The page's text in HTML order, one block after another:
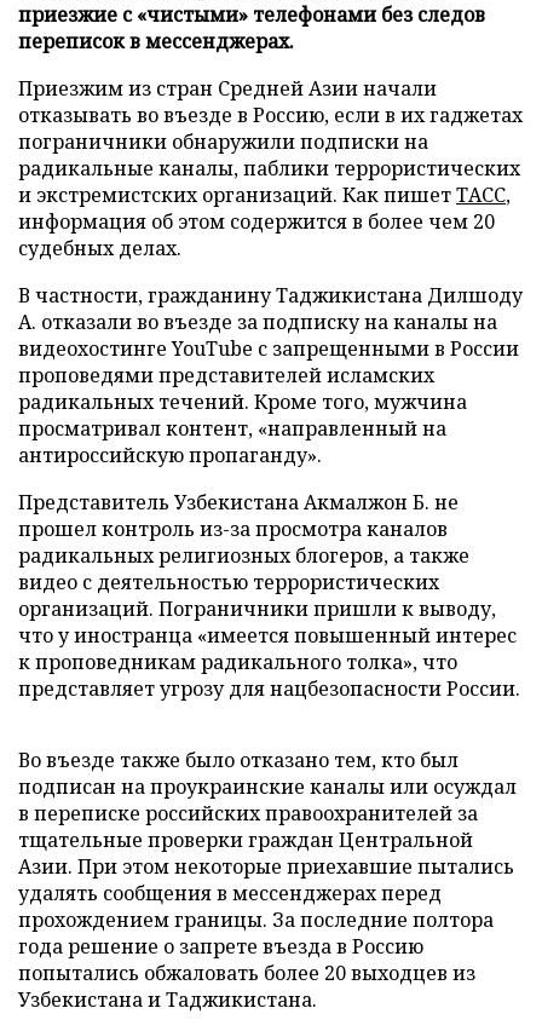
приезжие с «чистыми» телефонами без следов
переписок в мессенджерах.
Приезжим из стран Средней Азии начали
отказывать во въезде в Россию, если в их гаджетах
пограничники обнаружили подписки на
радикальные каналы, паблики террористических
и экстремистских организаций. Как пишетТАСС,
информация об этом содержится в более чем 20
судебных делах.
В частности, гражданину Таджикистана Дилшоду
А. отказали во въезде за подписку на каналы на
видеохостинге YouTube с запрещенными в России
проповедями представителей исламских
радикальных течений. Кроме того, мужчина
просматривал контент, «направленный на
антироссийскую пропаганду».
Представитель Узбекистана Акмалжон Б. не
прошел контроль из-за просмотра каналов
радикальных религиозных блогеров, а также
видео с деятельностью террористических
организаций. Пограничники пришли к выводу,
что у иностранца «имеется повышенный интерес
к проповедникам радикального толка», что
представляет угрозу для нацбезопасности России.
Во въезде также было отказано тем, кто был
подписан на проукраинские каналы или осуждал
в переписке российских правоохранителей за
тщательные проверки граждан Центральной
Азии. При этом некоторые приехавшие пытались
удалять сообщения в мессенджерах перед
прохождением границы. За последние полтора
года решение о запрете въезда в Россию
попытались обжаловать более 20 выходцев из
Узбекистана и Таджикистана.